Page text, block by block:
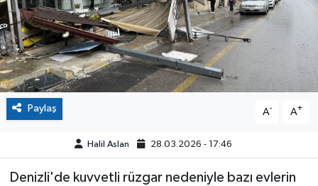
Paylaş A- A+
Halil Aslan 28.03.2026 - 17:46
Denizli'de kuvvetli rüzgar nedeniyle bazı evlerin